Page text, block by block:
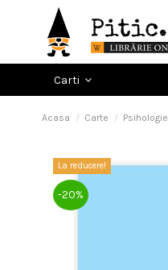
Carti
Acasa Carte Psihologie
La reducere!
-20%